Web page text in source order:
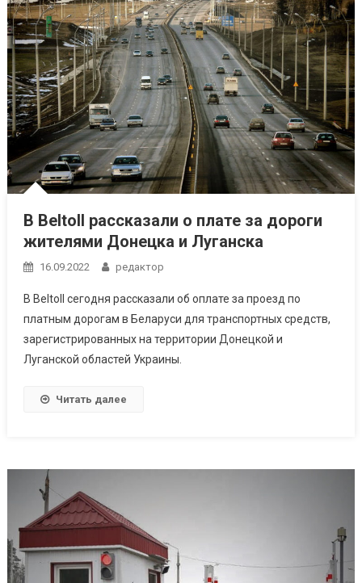
В Beltoll рассказали о плате за дороги
жителями Донецка и Луганска
16.09.2022 редактор
В Beltoll сегодня рассказали об оплате за проезд по
платным дорогам в Беларуси для транспортных средств,
зарегистрированных на территории Донецкой и
Луганской областей Украины.
Читать далее